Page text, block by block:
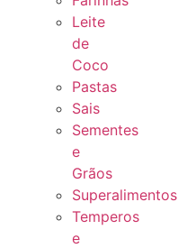
Leite
de
Coco
Pastas
Sais
Sementes
e
Grãos
Superalimentos
Temperos
e